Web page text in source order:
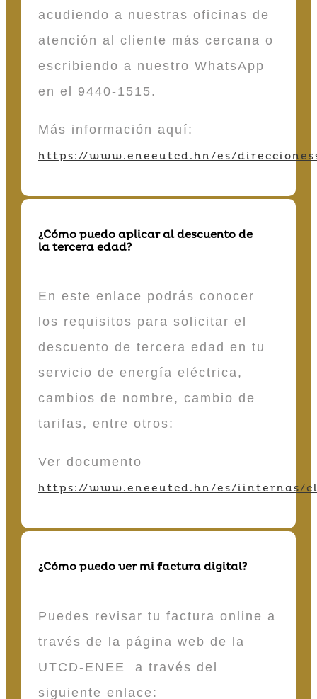
acudiendo a nuestras oficinas de
atención al cliente más cercana o
escribiendo a nuestro WhatsApp
en el 9440-1515.
Más información aquí:
https://www.eneeutcd.hn/es/
¿Cómo puedo aplicar al descuento de
la tercera edad?
En este enlace podrás conocer
los requisitos para solicitar el
descuento de tercera edad en tu
servicio de energía eléctrica,
cambios de nombre, cambio de
tarifas, entre otros:
Ver documento
https://www.eneeutcd.hn/es/iinternas/
¿Cómo puedo ver mi factura digital?
Puedes revisar tu factura online a
través de la página web de la
UTCD-ENEE a través del
siguiente enlace: